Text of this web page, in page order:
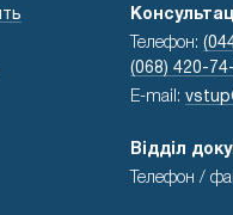
Телефон:
(068) 420-
E-mail:
Відділ
Телефон /